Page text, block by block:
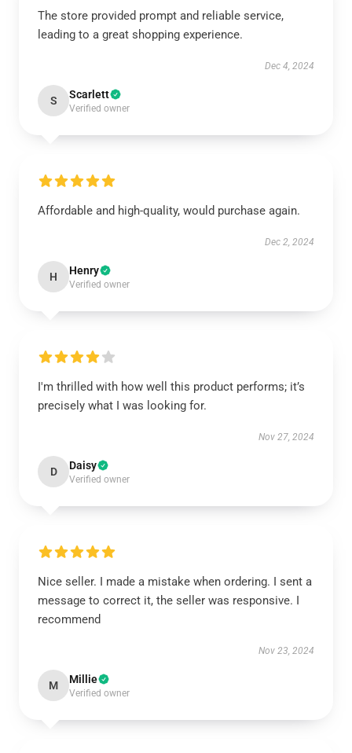
The store provided prompt and reliable service,
leading to a great shopping experience.
Dec 4, 2024
S Scarlett
Verified owner
Affordable and high-quality, would purchase again.
Dec 2, 2024
H Henry
Verified owner
I'm thrilled with how well this product performs; it’s
precisely what I was looking for.
Nov 27, 2024
D Daisy
Verified owner
Nice seller. I made a mistake when ordering. I sent a
message to correct it, the seller was responsive. I
recommend
Nov 23, 2024
M Millie
Verified owner